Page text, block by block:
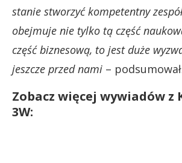
stanie stworzyć kompetentny
obejmuje nie tylko tą część
część biznesową, to jest duże
jeszcze przed nami –
Zobacz więcej wywiadów z
3W: